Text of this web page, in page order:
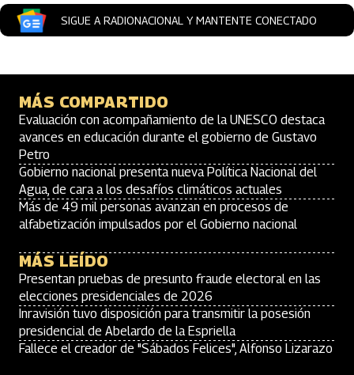
SIGUE A RADIONACIONAL Y MANTENTE CONECTADO
MÁS COMPARTIDO
Evaluación con acompañamiento de la UNESCO destaca
avances en educación durante el gobierno de Gustavo
Petro
Gobierno nacional presenta nueva Política Nacional del
Agua, de cara a los desafíos climáticos actuales
Más de 49 mil personas avanzan en procesos de
alfabetización impulsados por el Gobierno nacional
MÁS LEÍDO
Presentan pruebas de presunto fraude electoral en las
elecciones presidenciales de 2026
Inravisión tuvo disposición para transmitir la posesión
presidencial de Abelardo de la Espriella
Fallece el creador de "Sábados Felices", Alfonso Lizarazo